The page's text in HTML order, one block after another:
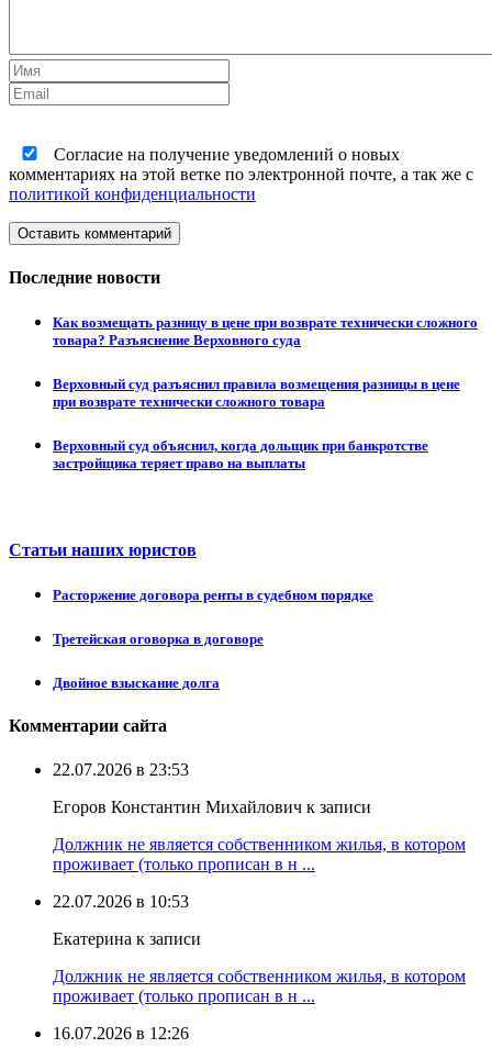
Согласие на получение уведомлений о новых
комментариях на этой ветке по электронной почте, а так же с
политикой конфиденциальности
Оставить комментарий
Последние новости
Как возмещать разницу в цене при возврате технически сложного
товара? Разъяснение Верховного суда
Верховный суд разъяснил правила возмещения разницы в цене
при возврате технически сложного товара
Верховный суд объяснил, когда дольщик при банкротстве
застройщика теряет право на выплаты
Статьи наших юристов
Расторжение договора ренты в судебном порядке
Третейская оговорка в договоре
Двойное взыскание долга
Комментарии сайта
22.07.2026 в 23:53
Егоров Константин Михайлович к записи
Должник не является собственником жилья, в котором
проживает (только прописан в н ...
22.07.2026 в 10:53
Екатерина к записи
Должник не является собственником жилья, в котором
проживает (только прописан в н ...
16.07.2026 в 12:26